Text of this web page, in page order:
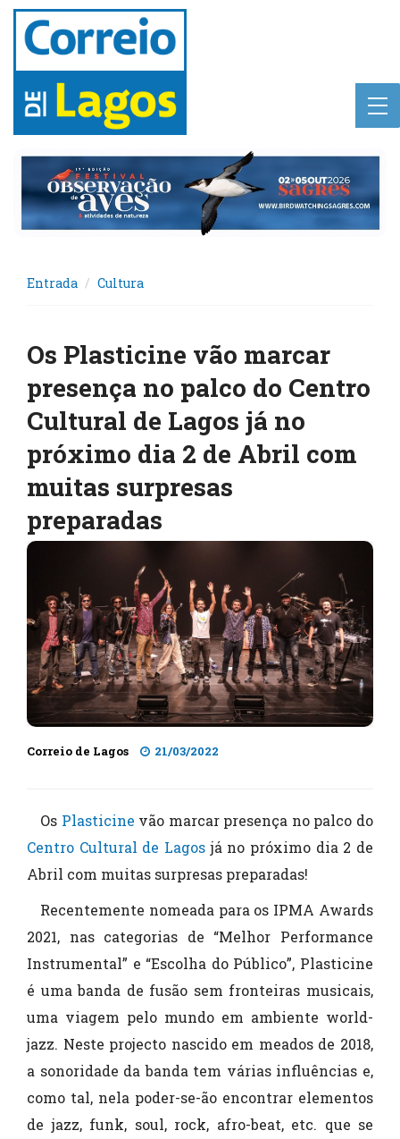
Entrada Cultura
Os Plasticine vão marcar
presença no palco do Centro
Cultural de Lagos já no
próximo dia 2 de Abril com
muitas surpresas
preparadas
Correio de Lagos 21/03/2022
Os Plasticine vão marcar presença no palco do
Centro Cultural de Lagos já no próximo dia 2 de
Abril com muitas surpresas preparadas!
Recentemente nomeada para os IPMA Awards
2021, nas categorias de “Melhor Performance
Instrumental” e “Escolha do Público”, Plasticine
é uma banda de fusão sem fronteiras musicais,
uma viagem pelo mundo em ambiente world-
jazz. Neste projecto nascido em meados de 2018,
a sonoridade da banda tem várias influências e,
como tal, nela poder-se-ão encontrar elementos
de jazz, funk, soul, rock, afro-beat, etc. que se